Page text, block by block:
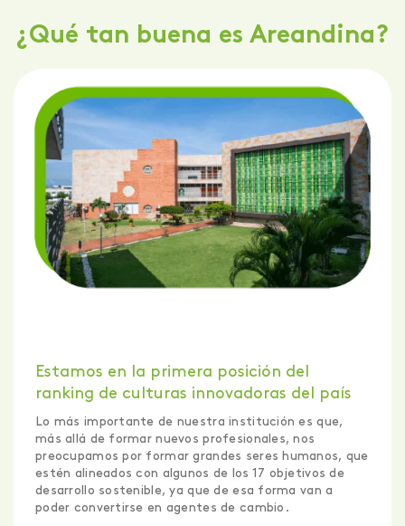
¿Qué tan buena es Areandina?
Estamos en la primera posición del
ranking de culturas innovadoras del país
Lo más importante de nuestra institución es que,
más allá de formar nuevos profesionales, nos
preocupamos por formar grandes seres humanos, que
estén alineados con algunos de los 17 objetivos de
desarrollo sostenible, ya que de esa forma van a
poder convertirse en agentes de cambio.